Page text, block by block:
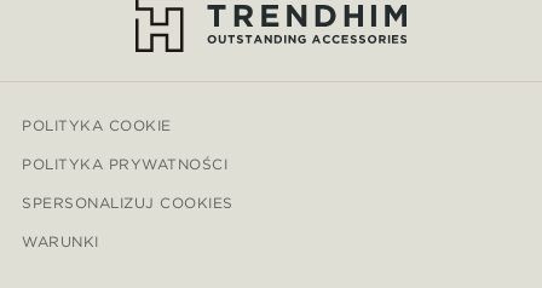
POLITYKA COOKIE
POLITYKA PRYWATNOŚCI
SPERSONALIZUJ COOKIES
WARUNKI